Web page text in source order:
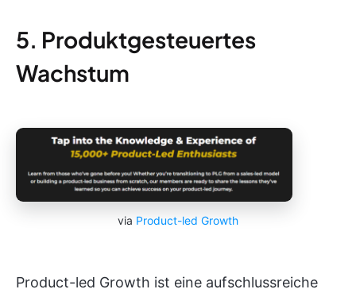
5. Produktgesteuertes
Wachstum
via Product-led Growth
Product-led Growth ist eine aufschlussreiche